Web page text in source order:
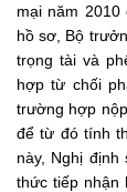
mại năm
hồ sơ, Bộ
trọng tài và
hợp từ chối
trường hợp
để từ đó tính
này, Nghị định
thức tiếp nhận